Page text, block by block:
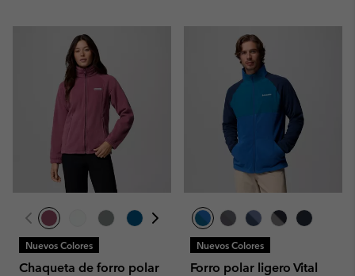
Nuevos Colores
Chaqueta de forro polar
Nuevos Colores
Forro polar ligero Vital